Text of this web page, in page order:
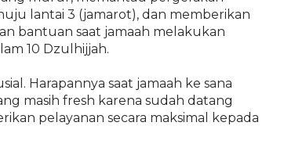
lantai 3 (jamarot), dan memberikan
bantuan saat jamaah melakukan
10 Dzulhijjah.
Harapannya saat jamaah ke sana
masih fresh karena sudah datang
pelayanan secara maksimal kepada